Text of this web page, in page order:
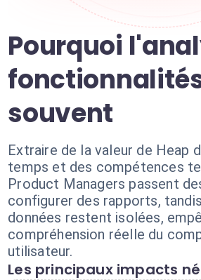
Pourquoi
souvent
Extraire de la valeur de Heap
temps et des compétences
Product Managers passent
configurer des rapports,
données restent isolées,
compréhension réelle du
utilisateur.
Les principaux impacts